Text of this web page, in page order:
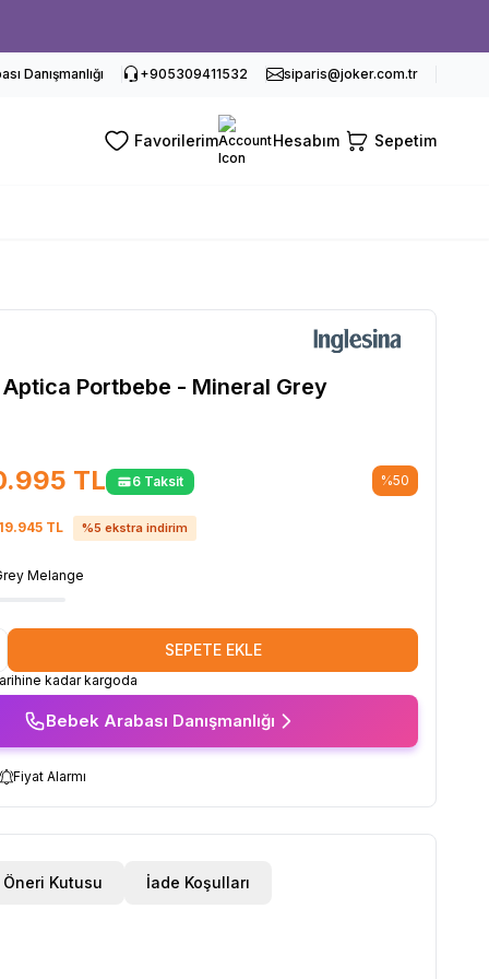
Danışmanlığı +905309411532 siparis@joker.com.tr
Favorilerim Hesabım Sepetim
Portbebe - Mineral Grey
TL 6 Taksit %50
TL %5 ekstra indirim
Melange
SEPETE EKLE
kadar kargoda
Bebek Arabası Danışmanlığı
Fiyat Alarmı
Öneri Kutusu İade Koşulları